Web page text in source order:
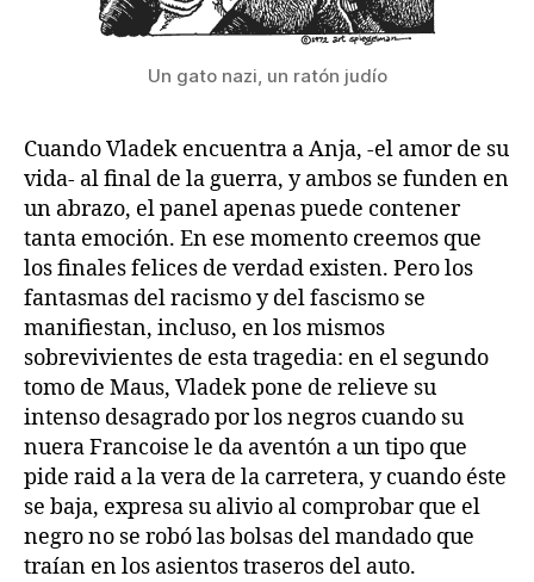
Un gato nazi, un ratón judío
Cuando Vladek encuentra a Anja, -el amor de su
vida- al final de la guerra, y ambos se funden en
un abrazo, el panel apenas puede contener
tanta emoción. En ese momento creemos que
los finales felices de verdad existen. Pero los
fantasmas del racismo y del fascismo se
manifiestan, incluso, en los mismos
sobrevivientes de esta tragedia: en el segundo
tomo de Maus, Vladek pone de relieve su
intenso desagrado por los negros cuando su
nuera Francoise le da aventón a un tipo que
pide raid a la vera de la carretera, y cuando éste
se baja, expresa su alivio al comprobar que el
negro no se robó las bolsas del mandado que
traían en los asientos traseros del auto.